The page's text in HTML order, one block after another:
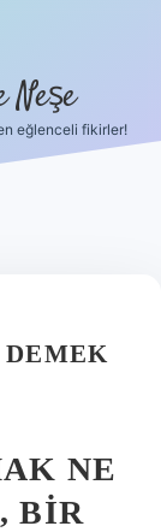
Neşe
eğlenceli fikirler!
DEMEK
NE
BIR